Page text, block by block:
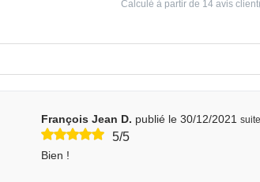
Calculé à partir de 14avis
François Jean D. publié le 30/12/2021
5/5
Bien !